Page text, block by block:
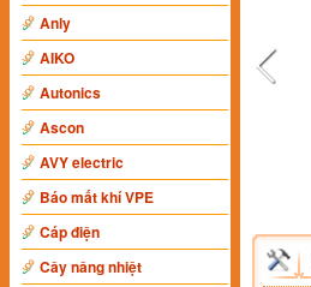
Anly
AIKO
Autonics
Ascon
AVY electric
Báo mất khí VPE
Cáp điện
Cây nâng nhiệt